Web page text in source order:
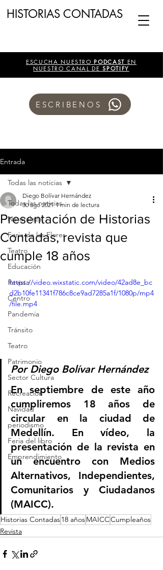
HISTORIAS CONTADAS
ESCUCHA NUESTROPODCAST EN
NUESTRO CANAL DESPOTIFY
ESCRIBENOS
Entrada
Todas las noticias
Naturaleza
Feria de las Flores
Teatro
Educación
Revista
Centro
Pandemia
Tránsito
Teatro
Patrimonio
Sector Cultura
Recreación
Navidad
periodismo
Feria del libro
Emprendimiento
Todas las noticias
Presentación de Historias
Contadas, revista que
cumple 18 años
Diego Bolívar Hernández
30 ago 2021 1 min de lectura
https://video.wixstatic.com/video/42ad8e_bc
d2b10fe11341f786c8ce9ad7285a1f/1080p/mp4
/file.mp4
Por Diego Bolívar Hernández
En septiembre de este año
cumpliremos 18 años de
circular en la ciudad de
Medellín. En vídeo, la
presentación de la revista en
un encuentro con Medios
Alternativos, Independientes,
Comunitarios y Ciudadanos
(MAICC).
Historias Contadas18 añosMAICCCumpleaños
Revista